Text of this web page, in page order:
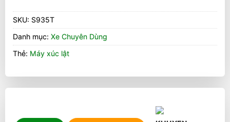
SKU: S935T
Danh mục: Xe Chuyên Dùng
Thẻ: Máy xúc lật